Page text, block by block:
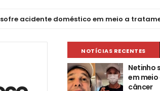
doméstico em meio a tratamento de
NOTÍCIAS RECENTES
Netinho
em
câncer